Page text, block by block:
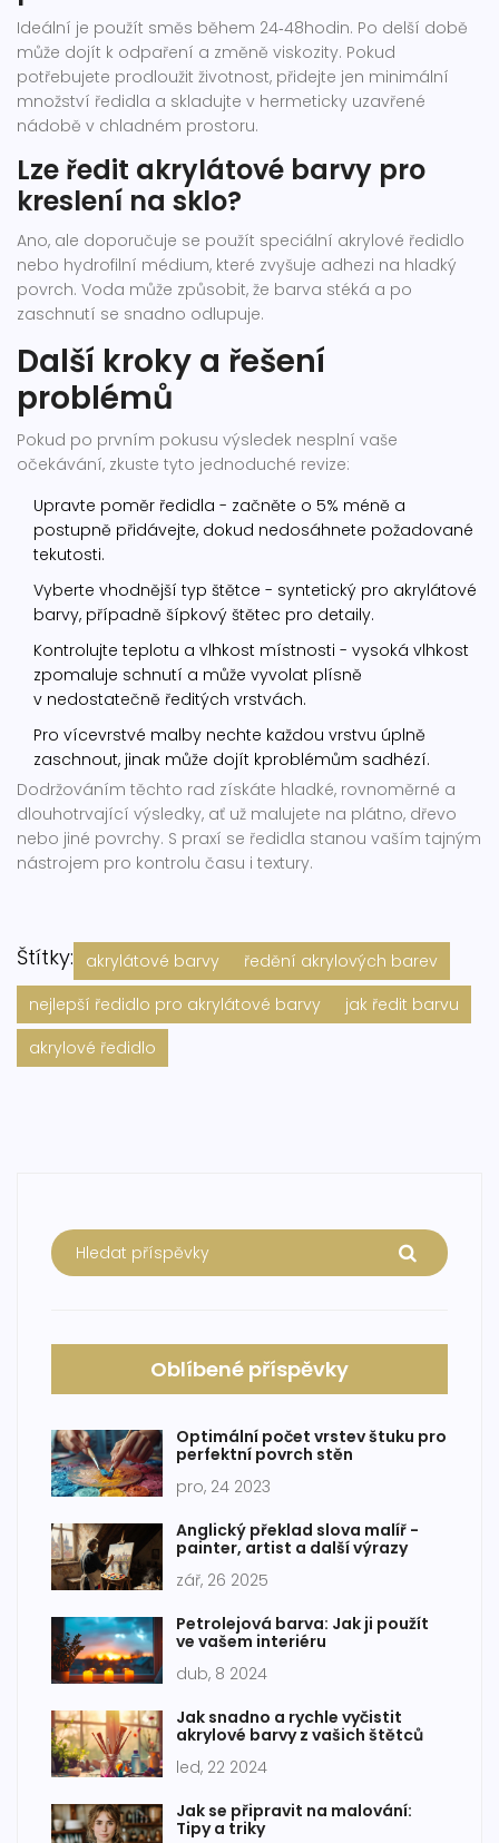
Ideální je použít směs během 24‑48hodin. Po delší době
může dojít k odpaření a změně viskozity. Pokud
potřebujete prodloužit životnost, přidejte jen minimální
množství ředidla a skladujte v hermeticky uzavřené
nádobě v chladném prostoru.
Lze ředit akrylátové barvy pro
kreslení na sklo?
Ano, ale doporučuje se použít speciální akrylové ředidlo
nebo hydrofilní médium, které zvyšuje adhezi na hladký
povrch. Voda může způsobit, že barva stéká a po
zaschnutí se snadno odlupuje.
Další kroky a řešení
problémů
Pokud po prvním pokusu výsledek nesplní vaše
očekávání, zkuste tyto jednoduché revize:
Upravte poměr ředidla - začněte o 5% méně a
postupně přidávejte, dokud nedosáhnete požadované
tekutosti.
Vyberte vhodnější typ štětce - syntetický pro akrylátové
barvy, případně šípkový štětec pro detaily.
Kontrolujte teplotu a vlhkost místnosti - vysoká vlhkost
zpomaluje schnutí a může vyvolat plísně
v nedostatečně ředitých vrstvách.
Pro vícevrstvé malby nechte každou vrstvu úplně
zaschnout, jinak může dojít kproblémům sadhézí.
Dodržováním těchto rad získáte hladké, rovnoměrné a
dlouhotrvající výsledky, ať už malujete na plátno, dřevo
nebo jiné povrchy. S praxí se ředidla stanou vaším tajným
nástrojem pro kontrolu času i textury.
Štítky: akrylátové barvy
ředění akrylových barev
nejlepší ředidlo pro akrylátové barvy
jak ředit barvu
akrylové ředidlo
Oblíbené příspěvky
Optimální počet vrstev štuku pro
perfektní povrch stěn
pro, 24 2023
Anglický překlad slova malíř -
painter, artist a další výrazy
zář, 26 2025
Petrolejová barva: Jak ji použít
ve vašem interiéru
dub, 8 2024
Jak snadno a rychle vyčistit
akrylové barvy z vašich štětců
led, 22 2024
Jak se připravit na malování:
Tipy a triky